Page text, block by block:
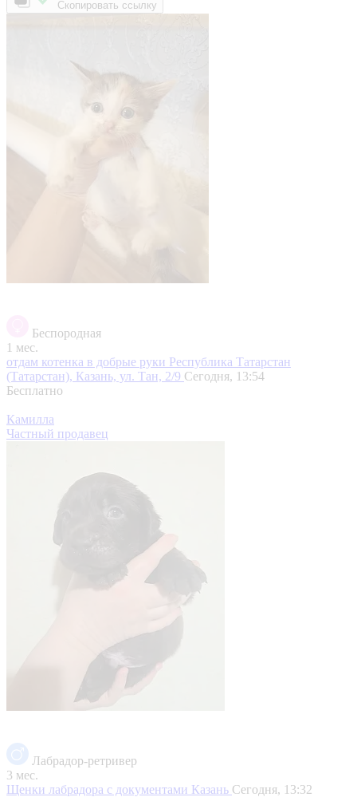
Скопировать ссылку
Беспородная
1 мес.
отдам котенка в добрые руки Республика Татарстан
(Татарстан), Казань, ул. Тан, 2/9 Сегодня, 13:54
Бесплатно
Камилла
Частный продавец
Лабрадор-ретривер
3 мес.
Щенки лабрадора с документами Казань Сегодня, 13:32